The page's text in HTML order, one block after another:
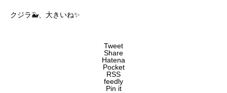
クジラ🐳、大きいね✨
Tweet
Share
Hatena
Pocket
RSS
feedly
Pin it